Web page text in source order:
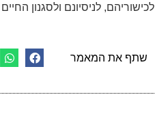
לכישוריהם, לניסיונם ולסגנון
שתף את המאמר